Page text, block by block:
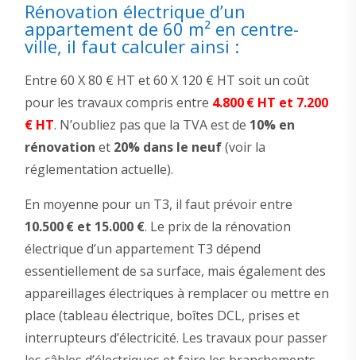
Rénovation électrique d’un
appartement de 60 m² en centre-
ville, il faut calculer ainsi :
Entre 60 X 80 € HT et 60 X 120 € HT soit un coût
pour les travaux compris entre 4.800 € HT et 7.200
€ HT. N’oubliez pas que la TVA est de 10% en
rénovation et 20% dans le neuf(voir la
réglementation actuelle).
En moyenne pour un T3, il faut prévoir entre
10.500 € et 15.000 €. Le prix de la rénovation
électrique d’un appartement T3 dépend
essentiellement de sa surface, mais également des
appareillages électriques à remplacer ou mettre en
place (tableau électrique, boîtes DCL, prises et
interrupteurs d’électricité. Les travaux pour passer